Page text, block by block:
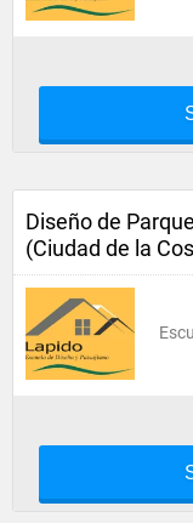
Diseño de
(Ciudad de la